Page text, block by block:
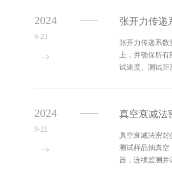
张开力传递
张开力传递系数
上，并确保所
试速度、测试距
2024
9-23
真空衰减法
真空衰减法密封
测试样品抽真空
器，连续监测并
2024
9-22